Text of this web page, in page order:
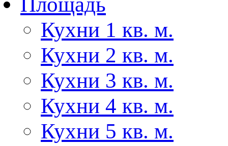
Кухни 1 кв. м.
Кухни 2 кв. м.
Кухни 3 кв. м.
Кухни 4 кв. м.
Кухни 5 кв. м.